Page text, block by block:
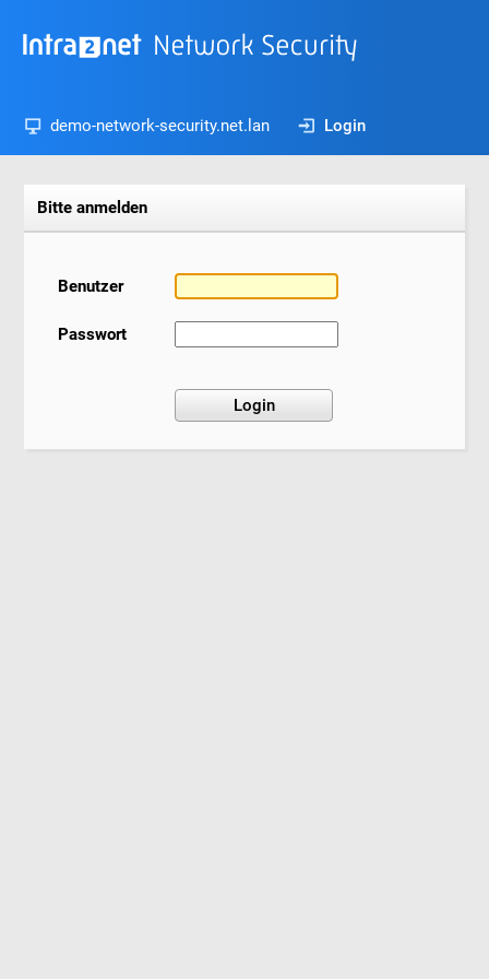
demo-network-security.net.lan Login
Bitte anmelden
Benutzer
Passwort